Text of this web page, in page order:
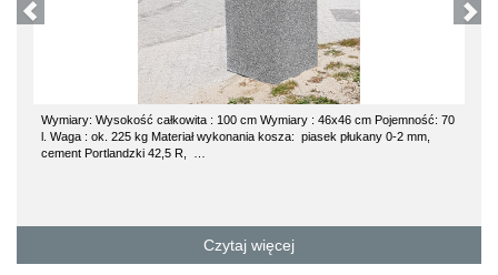
Wymiary: Wysokość całkowita : 100 cm Wymiary : 46x46 cm Pojemność: 70
l. Waga : ok. 225 kg Materiał wykonania kosza: piasek płukany 0-2 mm,
cement Portlandzki 42,5 R, …
Czytaj więcej